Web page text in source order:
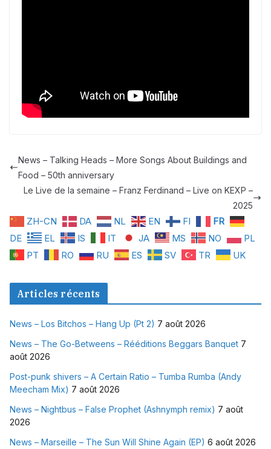
News – Talking Heads – More Songs About Buildings and
Food – 50th anniversary
Le Live de la semaine – Franz Ferdinand – Live on KEXP –
2025
ZH-CN DA NL EN FI
FR
DE
EL IS IT JA MS NO
PL
PT
RO RU ES SV TR UK
Articles récents
News – Los Bitchos – Hang Up (Pt 2) 7 août 2026
News – The Go-Betweens – Rééditions Beggars Banquet 7
août 2026
Post-punk shivers – A Certain Ratio – Tumba Rumba (Andy
Meecham Mix) 7 août 2026
News – Nightbus – False Prophet (Ashnymph remix) 7 août
2026
News – Marseille – The Sun Will Shine Again (EP) 6 août 2026